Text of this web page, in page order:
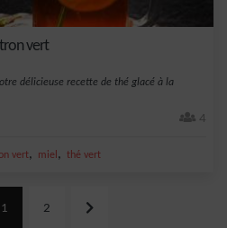
vert
délicieuse recette de thé glacé à la
4
vert, miel , thé vert
1 2